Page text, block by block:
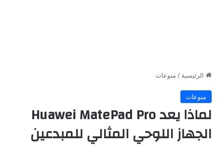
الرئيسية / منوعات
منوعات
لماذا يعد Huawei MatePad Pro
الجهاز اللوحي المثالي للمبدعين